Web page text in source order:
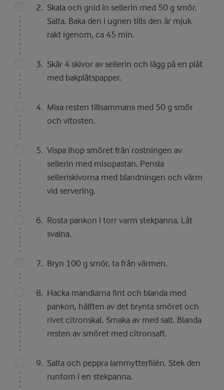
Skala och gnid in sellerin med 50 g smör.
Salta. Baka den i ugnen tills den är mjuk
rakt igenom, ca 45 min.
Skär 4 skivor av sellerin och lägg på en plåt
med bakplåtspapper.
Mixa resten tillsammans med 50 g smör
och vitosten.
Vispa ihop smöret från rostningen av
sellerin med misopastan. Pensla
selleriskivorna med blandningen och värm
vid servering.
Rosta pankon i torr varm stekpanna. Låt
svalna.
Bryn 100 g smör, ta från värmen.
Hacka mandlarna fint och blanda med
pankon, hälften av det brynta smöret och
rivet citronskal. Smaka av med salt. Blanda
resten av smöret med citronsaft.
Salta och peppra lammytterfilén. Stek den
runtom i en stekpanna.